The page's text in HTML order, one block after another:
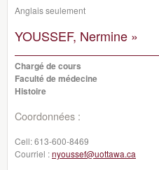
Anglais seulement
YOUSSEF, Nermine »
Chargé de cours
Faculté de médecine
Histoire
Coordonnées :
Cell:613-600-8469
Courriel :nyoussef@uottawa.ca